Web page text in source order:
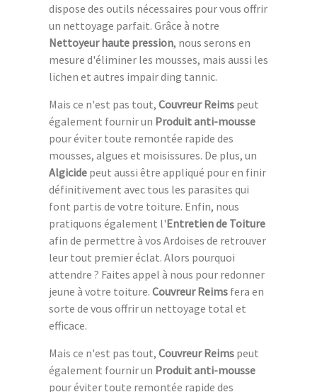
dispose des outils nécessaires pour vous offrir
un nettoyage parfait. Grâce à notre
Nettoyeur haute pression, nous serons en
mesure d'éliminer les mousses, mais aussi les
lichen et autres impair ding tannic.
Mais ce n'est pas tout, Couvreur Reims peut
également fournir un Produit anti-mousse
pour éviter toute remontée rapide des
mousses, algues et moisissures. De plus, un
Algicide peut aussi être appliqué pour en finir
définitivement avec tous les parasites qui
font partis de votre toiture. Enfin, nous
pratiquons également l'Entretien de Toiture
afin de permettre à vos Ardoises de retrouver
leur tout premier éclat. Alors pourquoi
attendre ? Faites appel à nous pour redonner
jeune à votre toiture. Couvreur Reims fera en
sorte de vous offrir un nettoyage total et
efficace.
Mais ce n'est pas tout, Couvreur Reims peut
également fournir un Produit anti-mousse
pour éviter toute remontée rapide des